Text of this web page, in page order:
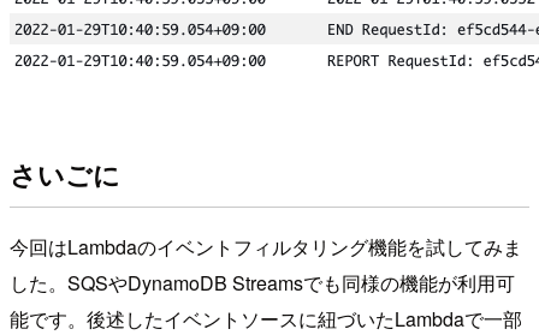
さいごに
今回はLambdaのイベントフィルタリング機能を試してみま
した。SQSやDynamoDB Streamsでも同様の機能が利用可
能です。後述したイベントソースに紐づいたLambdaで一部